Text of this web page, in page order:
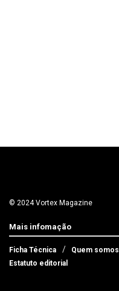
© 2024 Vortex Magazine
Mais infomação
Ficha Técnica Quem somos
Estatuto editorial